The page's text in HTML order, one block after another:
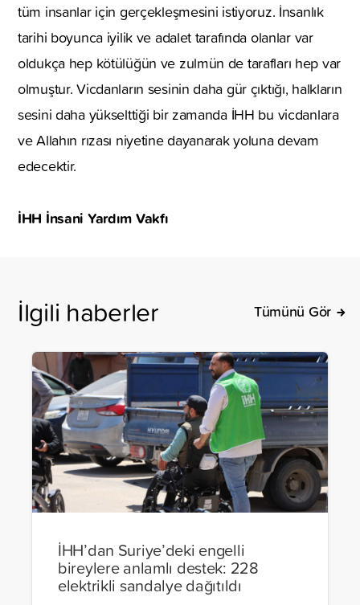
tüm insanlar için gerçekleşmesini istiyoruz. İnsanlık
tarihi boyunca iyilik ve adalet tarafında olanlar var
oldukça hep kötülüğün ve zulmün de tarafları hep var
olmuştur. Vicdanların sesinin daha gür çıktığı, halkların
sesini daha yükselttiği bir zamanda İHH bu vicdanlara
ve Allahın rızası niyetine dayanarak yoluna devam
edecektir.
İHH İnsani Yardım Vakfı
İlgili haberler Tümünü Gör
İHH’dan Suriye’deki engelli
bireylere anlamlı destek: 228
elektrikli sandalye dağıtıldı